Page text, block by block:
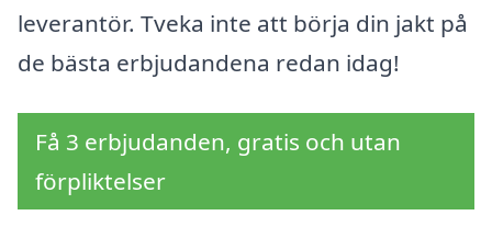
leverantör. Tveka inte att börja din jakt på
de bästa erbjudandena redan idag!
Få 3 erbjudanden, gratis och utan
förpliktelser